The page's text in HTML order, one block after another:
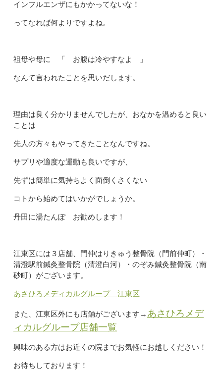
インフルエンザにもかかってないな！
ってなれば何よりですよね。
祖母や母に 「 お腹は冷やすなよ 」
なんて言われたことを思いだします。
理由は良く分かりませんでしたが、おなかを温めると良い
ことは
先人の方々もやってきたことなんですね。
サプリや適度な運動も良いですが、
先ずは簡単に気持ちよく面倒くさくない
コトから始めてはいかがでしょうか。
丹田に湯たんぽ お勧めします！
江東区には３店舗、門仲はりきゅう整骨院（門前仲町）・
清澄駅前鍼灸整骨院（清澄白河）・のぞみ鍼灸整骨院（南
砂町）がございます。
あさひろメディカルグループ 江東区
また、江東区外にも店舗がございます→ あさひろメデ
ィカルグループ店舗一覧
興味のある方はお近くの院までお気軽にお越しください！
お待ちしております！